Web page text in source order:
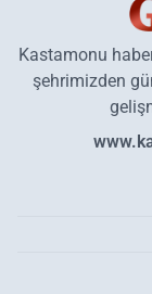
Kastamonu
şehrimizden